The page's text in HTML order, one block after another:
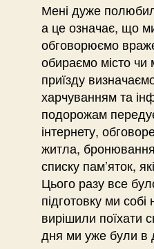
Мені дуже
а це означає, що
обговорюємо
обираємо місто чи
приїзду
харчуванням та
подорожам
інтернету,
житла,
списку пам’яток,
Цього разу все
підготовку ми
вирішили поїхати
дня ми уже були в